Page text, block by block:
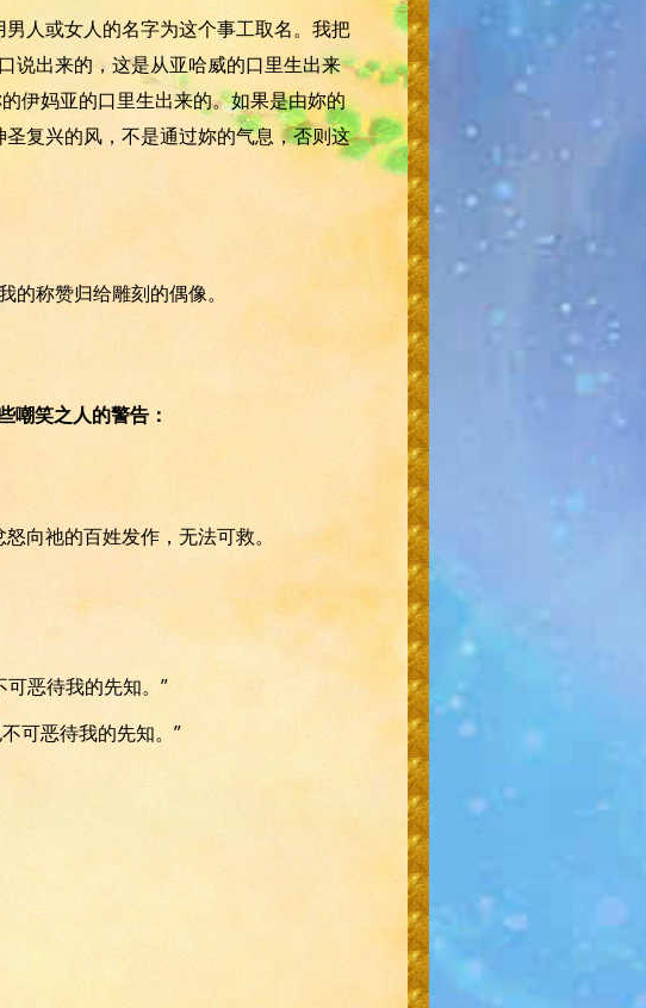
人或女人的名字为这个事工取名。我把
说出来的，这是从亚哈威的口里生出来
伊妈亚的口里生出来的。如果是由妳的
复兴的风，不是通过妳的气息，否则这
称赞归给雕刻的偶像。
嘲笑之人的警告：
向祂的百姓发作，无法可救。
恶待我的先知。”
可恶待我的先知。”